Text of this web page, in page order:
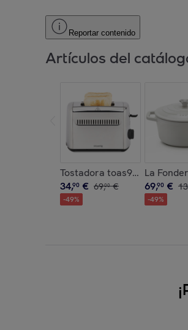
Reportar contenido
Artículos del
Tostadora toas9 H.Koenig 2
34,90 € 69,00 €
-49%
La
69,90 €
-49%